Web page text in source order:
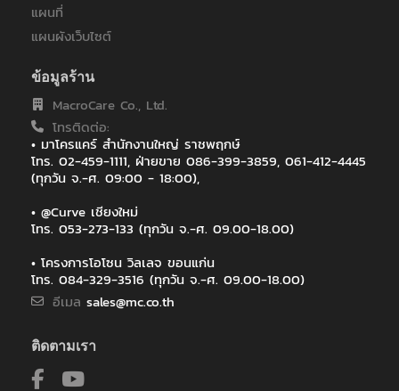
แผนที่
แผนผังเว็บไซต์
ข้อมูลร้าน
MacroCare Co., Ltd.
โทรติดต่อ:
• มาโครแคร์ สำนักงานใหญ่ ราชพฤกษ์
โทร. 02-459-1111, ฝ่ายขาย 086-399-3859, 061-412-4445
(ทุกวัน จ.-ศ. 09:00 - 18:00),
• @Curve เชียงใหม่
โทร. 053-273-133 (ทุกวัน จ.-ศ. 09.00-18.00)
• โครงการโอโซน วิลเลจ ขอนแก่น
โทร. 084-329-3516 (ทุกวัน จ.-ศ. 09.00-18.00)
อีเมล sales@mc.co.th
ติดตามเรา